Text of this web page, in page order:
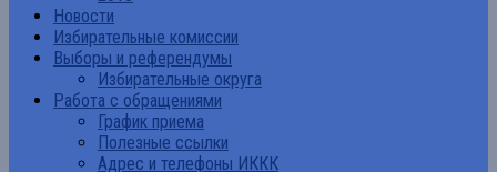
Новости
Избирательные комиссии
Выборы и референдумы
Избирательные округа
Работа с обращениями
График приема
Полезные ссылки
Адрес и телефоны ИККК